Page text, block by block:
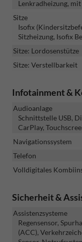
Lenkradheizung,
Sitze
Isofix
Sitzheizung, Isofix
Sitze: Lordosenstütze
Sitze: Verstellbarkeit
Infotainment &
Audioanlage
Schnittstelle USB,
CarPlay,
Navigationssystem
Telefon
Volldigitales
Sicherheit &
Assistenzsysteme
Regensensor,
(ACC),